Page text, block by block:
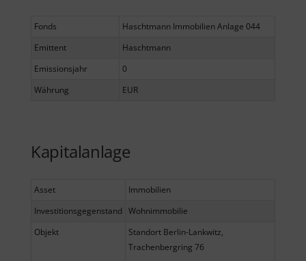
Fonds
Haschtmann Immobilien Anlage 044
Emittent
Haschtmann
Emissionsjahr
0
Währung
EUR
Kapitalanlage
Asset
Immobilien
Investitionsgegenstand Wohnimmobilie
Objekt
Standort Berlin-Lankwitz,
Trachenbergring 76